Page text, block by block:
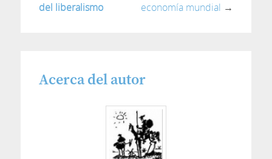
del liberalismo
economía mundial →
Acerca del autor